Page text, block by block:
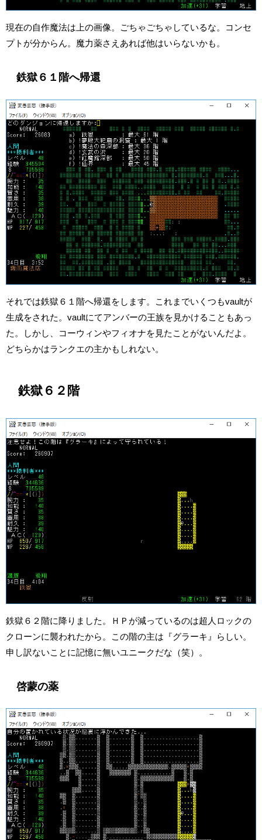
現在の自作魔法は上の画像。ごちゃごちゃしているな。コンセ
プトが分からん。魔力薬さえあれば他はいらないかも。
鉄獄６１階へ帰還
それでは鉄獄６１階へ帰還をします。これまでいくつもvaultが
生成をされた。vaultにてアンバーの王族を見かけることもあっ
た。しかし、コーウィンやフィオナを見たことがないんだよ。
どちらかはランクエの主かもしれない。
鉄獄６２階
鉄獄６２階に降りました。ＨＰが減っているのは超人ロックの
クローンに襲われたから。この階の主は『グラーキ』らしい。
申し訳ないことに記憶に無いユニークだな（笑）。
啓蒙の薬